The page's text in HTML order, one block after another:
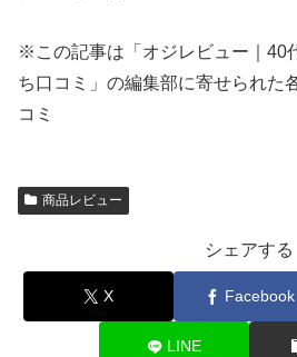
※この記事は「オジレビュー｜40
ち口コミ」の編集部に寄せられた
コミ
商品レビュー
シェアする
X Facebook
LINE